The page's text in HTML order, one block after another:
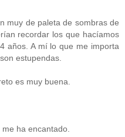
muy de paleta de sombras de
recordar los que hacíamos
años. A mí lo que me importa
estupendas.
es muy buena.
ha encantado.